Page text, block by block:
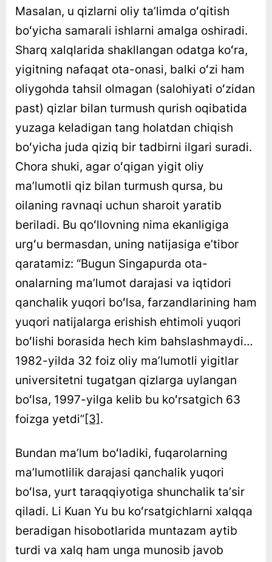
Masalan, u qizlarni oliy taʼlimda oʻqitish
boʻyicha samarali ishlarni amalga oshiradi.
Sharq xalqlarida shakllangan odatga koʻra,
yigitning nafaqat ota-onasi, balki oʻzi ham
oliygohda tahsil olmagan (salohiyati oʻzidan
past) qizlar bilan turmush qurish oqibatida
yuzaga keladigan tang holatdan chiqish
boʻyicha juda qiziq bir tadbirni ilgari suradi.
Chora shuki, agar oʻqigan yigit oliy
maʼlumotli qiz bilan turmush qursa, bu
oilaning ravnaqi uchun sharoit yaratib
beriladi. Bu qoʻllovning nima ekanligiga
urgʻu bermasdan, uning natijasiga eʼtibor
qaratamiz: “Bugun Singapurda ota-
onalarning maʼlumot darajasi va iqtidori
qanchalik yuqori boʻlsa, farzandlarining ham
yuqori natijalarga erishish ehtimoli yuqori
boʻlishi borasida hech kim bahslashmaydi…
1982-yilda 32 foiz oliy maʼlumotli yigitlar
universitetni tugatgan qizlarga uylangan
boʻlsa, 1997-yilga kelib bu koʻrsatgich 63
foizga yetdi”[3].
Bundan maʼlum boʻladiki, fuqarolarning
maʼlumotlilik darajasi qanchalik yuqori
boʻlsa, yurt taraqqiyotiga shunchalik taʼsir
qiladi. Li Kuan Yu bu koʻrsatgichlarni xalqqa
beradigan hisobotlarida muntazam aytib
turdi va xalq ham unga munosib javob